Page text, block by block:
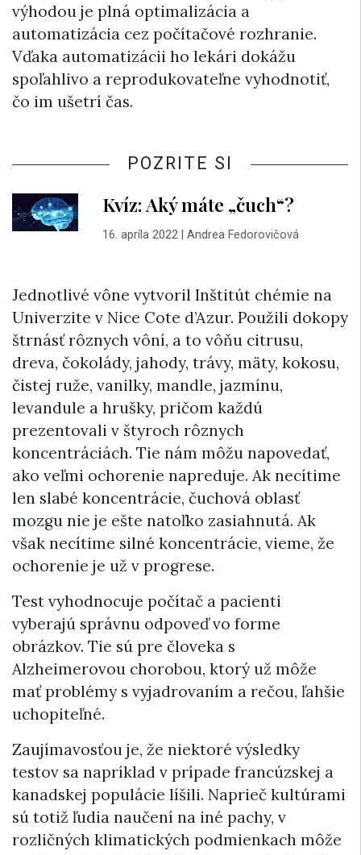
výhodou je plná optimalizácia a
automatizácia cez počítačové rozhranie.
Vďaka automatizácii ho lekári dokážu
spoľahlivo a reprodukovateľne vyhodnotiť,
čo im ušetrí čas.
POZRITE SI
Kvíz: Aký máte „čuch“?
16. apríla 2022| Andrea Fedorovičová
Jednotlivé vône vytvoril Inštitút chémie na
Univerzite v Nice Cote d’Azur. Použili dokopy
štrnásť rôznych vôní, a to vôňu citrusu,
dreva, čokolády, jahody, trávy, mäty, kokosu,
čistej ruže, vanilky, mandle, jazmínu,
levandule a hrušky, pričom každú
prezentovali v štyroch rôznych
koncentráciách. Tie nám môžu napovedať,
ako veľmi ochorenie napreduje. Ak necítime
len slabé koncentrácie, čuchová oblasť
mozgu nie je ešte natoľko zasiahnutá. Ak
však necítime silné koncentrácie, vieme, že
ochorenie je už v progrese.
Test vyhodnocuje počítač a pacienti
vyberajú správnu odpoveď vo forme
obrázkov. Tie sú pre človeka s
Alzheimerovou chorobou, ktorý už môže
mať problémy s vyjadrovaním a rečou, ľahšie
uchopiteľné.
Zaujímavosťou je, že niektoré výsledky
testov sa napríklad v prípade francúzskej a
kanadskej populácie líšili. Naprieč kultúrami
sú totiž ľudia naučení na iné pachy, v
rozličných klimatických podmienkach môže